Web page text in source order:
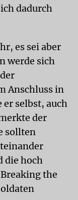
dadurch
es sei aber
werde sich
Anschluss in
er selbst, auch
der
sollten
die hoch
the